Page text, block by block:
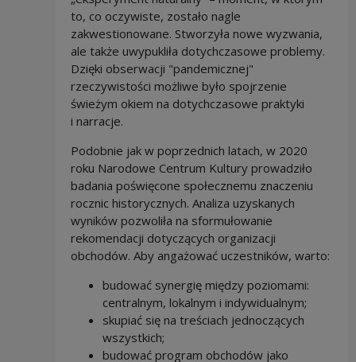
to, co oczywiste, zostało nagle
zakwestionowane. Stworzyła nowe wyzwania,
ale także uwypukliła dotychczasowe problemy.
Dzięki obserwacji "pandemicznej"
rzeczywistości możliwe było spojrzenie
świeżym okiem na dotychczasowe praktyki
i narracje.
Podobnie jak w poprzednich latach, w 2020
roku Narodowe Centrum Kultury prowadziło
badania poświęcone społecznemu znaczeniu
rocznic historycznych. Analiza uzyskanych
wyników pozwoliła na sformułowanie
rekomendacji dotyczących organizacji
obchodów. Aby angażować uczestników, warto:
budować synergię między poziomami:
centralnym, lokalnym i indywidualnym;
skupiać się na treściach jednoczących
wszystkich;
budować program obchodów jako